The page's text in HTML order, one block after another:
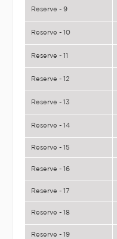
Reserve - 9
Reserve - 10
Reserve - 11
Reserve - 12
Reserve - 13
Reserve - 14
Reserve - 15
Reserve - 16
Reserve - 17
Reserve - 18
Reserve - 19